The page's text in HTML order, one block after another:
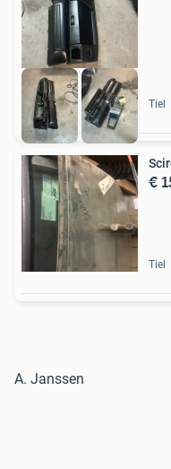
Tiel
€
Tiel
A. Janssen